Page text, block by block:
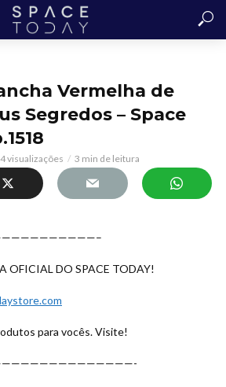
Vermelha de
Segredos – Space
visualizações 3 min de leitura
OFICIAL DO SPACE TODAY!
para vocês. Visite!